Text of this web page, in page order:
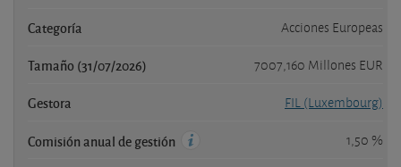
Categoría Acciones Europeas
Tamaño (31/07/2026) 7007,160 Millones EUR
Gestora FIL (Luxembourg)
Comisión anual de gestión 1,50 %